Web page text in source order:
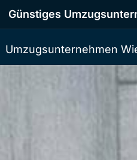
Günstiges
Umzugsunternehmen